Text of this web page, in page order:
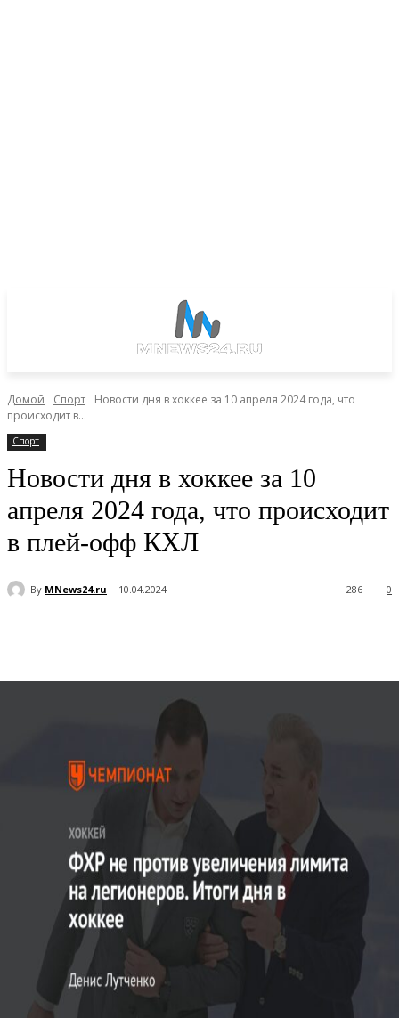
Домой Спорт
Новости дня в хоккее за 10 апреля 2024 года, что
происходит в...
Спорт
Новости дня в хоккее за 10
апреля 2024 года, что происходит
в плей-офф КХЛ
By MNews24.ru 10.04.2024 0
286